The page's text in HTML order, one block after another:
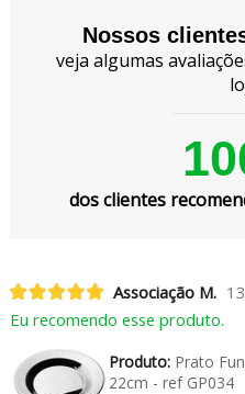
Nossos
veja algumas
dos clientes
Associação M.
Eu recomendo esse produto.
Produto:Prato
22cm - ref GP034